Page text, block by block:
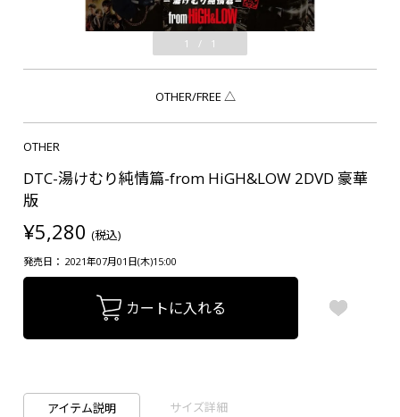
1 / 1
OTHER/FREE △
OTHER
DTC-湯けむり純情篇-from HiGH&LOW 2DVD 豪華
版
¥5,280 (税込)
発売日： 2021年07月01日(木)15:00
カートに入れる
アイテム説明 サイズ詳細